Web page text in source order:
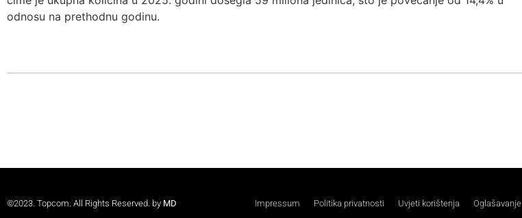
odnosu na prethodnu godinu.
©2023. Topcom. All Rights Reserved. by MD Impressum Politika privatnosti Uvjeti korištenja Oglašavanje